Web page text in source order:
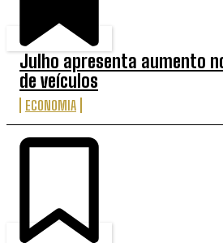
Julho apresenta aumento
de veículos
ECONOMIA